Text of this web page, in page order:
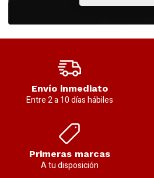
Envío inmediato
Entre 2 a 10 días hábiles
Primeras marcas
A tu disposición